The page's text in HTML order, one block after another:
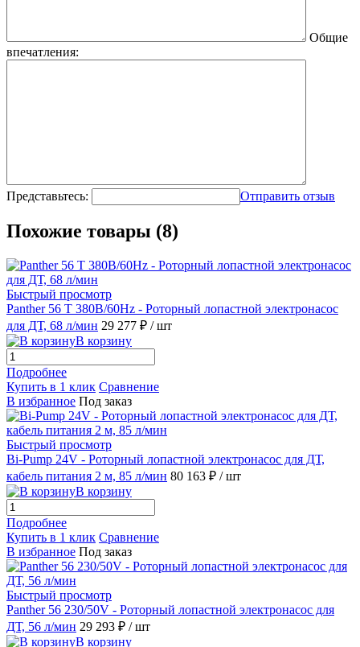
Общие
впечатления:
Представьтесь: Отправить отзыв
Похожие товары (8)
Быстрый просмотр
Panther 56 T 380В/60Hz - Роторный лопастной электронасос
для ДТ, 68 л/мин 29 277 ₽ / шт
В корзину
Подробнее
Купить в 1 клик Сравнение
В избранное Под заказ
Быстрый просмотр
Bi-Pump 24V - Роторный лопастной электронасос для ДТ,
кабель питания 2 м, 85 л/мин 80 163 ₽ / шт
В корзину
Подробнее
Купить в 1 клик Сравнение
В избранное Под заказ
Быстрый просмотр
Panther 56 230/50V - Роторный лопастной электронасос для
ДТ, 56 л/мин 29 293 ₽ / шт
В корзину